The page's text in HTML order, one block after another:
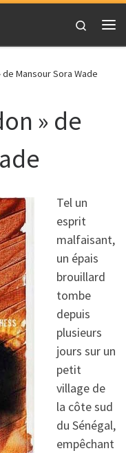
Search
Mansour Sora Wade
» de
Tel un
esprit
malfaisant,
un épais
brouillard
tombe
depuis
plusieurs
jours sur un
petit
village de
la côte sud
du Sénégal,
empêchant